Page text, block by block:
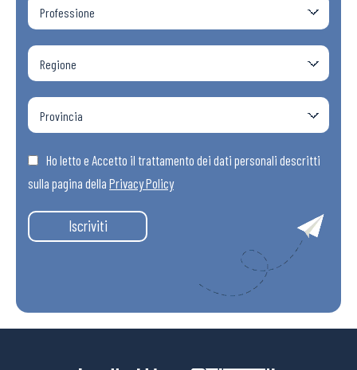
Ho letto e Accetto il trattamento dei dati personali descritti
sulla pagina della Privacy Policy
Iscriviti